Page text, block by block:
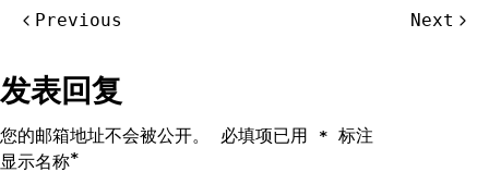
航
Previous Next
发表回复
您的邮箱地址不会被公开。 必填项已用 * 标注
显示名称*